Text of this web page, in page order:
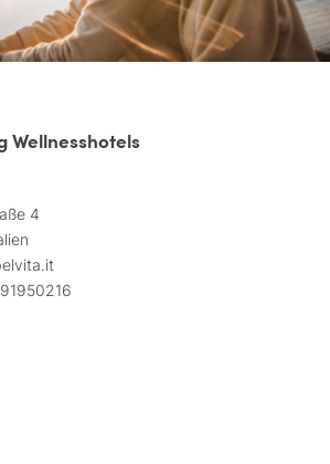
Wellnesshotels
4
it